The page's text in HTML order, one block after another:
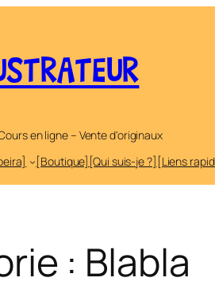
en ligne – Vente d'originaux
[Boutique] [Qui suis-je ?] [Liens
: Blabla